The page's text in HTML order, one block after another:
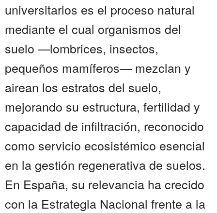
universitarios es el proceso natural
mediante el cual organismos del
suelo —lombrices, insectos,
pequeños mamíferos— mezclan y
airean los estratos del suelo,
mejorando su estructura, fertilidad y
capacidad de infiltración, reconocido
como servicio ecosistémico esencial
en la gestión regenerativa de suelos.
En España, su relevancia ha crecido
con la Estrategia Nacional frente a la